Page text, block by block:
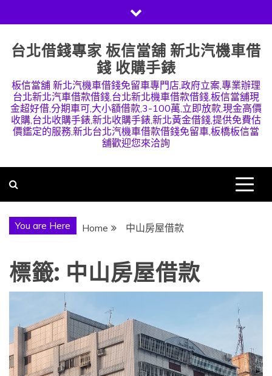
to
content
台北借錢專家 板信當舖 新北汽機車借
錢 收購手錶
板信當舖 新北汽機車借錢免留車專門店,政府立案,專業辦理
台北新北汽車借款借錢,台北新北機車借款借錢,板信當舖現
金超好借,分期車可,大小額借款,3-100萬,立即放款,現金高價
收購,台北收購手錶,新北收購手錶,新北黃金借錢,提供免費估
價鑑定的服務,新北台北汽機車借款借錢免留車,板橋板信當
舖歡迎您來洽詢
You are Here Home 中山房屋借款
標籤: 中山房屋借款